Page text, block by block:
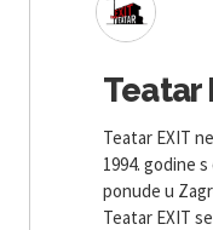
Teatar
Teatar EXIT
1994. godine
ponude u
Teatar EXIT